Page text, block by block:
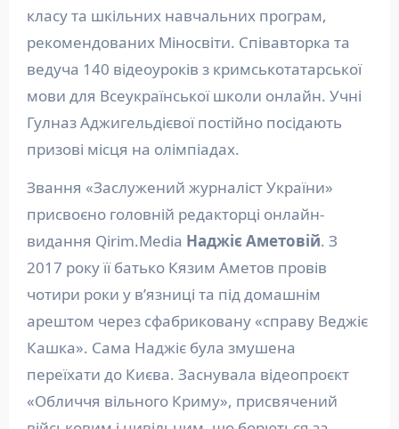
класу та шкільних навчальних програм,
рекомендованих Міносвіти. Співавторка та
ведуча 140 відеоуроків з кримськотатарської
мови для Всеукраїнської школи онлайн. Учні
Гулназ Аджигельдієвої постійно посідають
призові місця на олімпіадах.
Звання «Заслужений журналіст України»
присвоєно головній редакторці онлайн-
видання Qirim.Media Наджіє Аметовій. З
2017 року її батько Кязим Аметов провів
чотири роки у в’язниці та під домашнім
арештом через сфабриковану «справу Веджіє
Кашка». Сама Наджіє була змушена
переїхати до Києва. Заснувала відеопроєкт
«Обличчя вільного Криму», присвячений